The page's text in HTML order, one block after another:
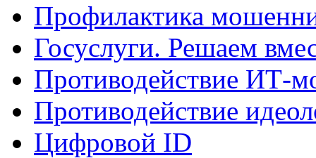
Профилактика
Госуслуги. Решаем
Противодействие ИТ-
Противодействие
Цифровой ID